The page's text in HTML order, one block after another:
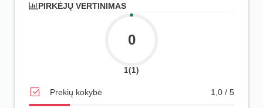
PIRKĖJŲ VERTINIMAS
0
1(1)
Prekių kokybė 1,0 / 5